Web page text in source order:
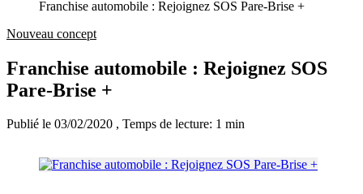
Franchise automobile : Rejoignez SOS Pare-Brise +
Nouveau concept
Franchise automobile : Rejoignez SOS
Pare-Brise +
Publié le 03/02/2020 , Temps de lecture: 1 min